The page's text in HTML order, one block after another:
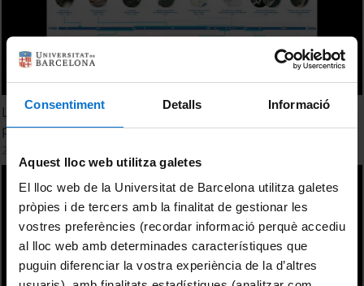
Consentiment Detalls Informació
Aquest lloc web utilitza galetes
El lloc web de la Universitat de Barcelona utilitza galetes
pròpies i de tercers amb la finalitat de gestionar les
vostres preferències (recordar informació perquè accediu
al lloc web amb determinades característiques que
puguin diferenciar la vostra experiència de la d’altres
La relació riu-platja: la sobreexplotació d'un aqüífer ens
pot deixar sense platges? Enric Sagristà Soler